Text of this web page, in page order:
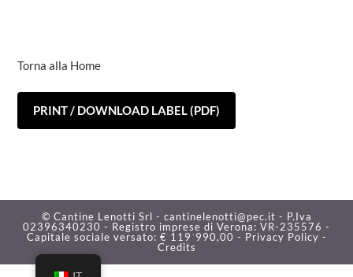
Torna alla Home
PRINT / DOWNLOAD LABEL (PDF)
© Cantine Lenotti Srl - cantinelenotti@pec.it - P.Iva
02396340230 - Registro imprese di Verona: VR-235576 -
Capitale sociale versato: € 119˙990,00 - Privacy Policy -
Credits